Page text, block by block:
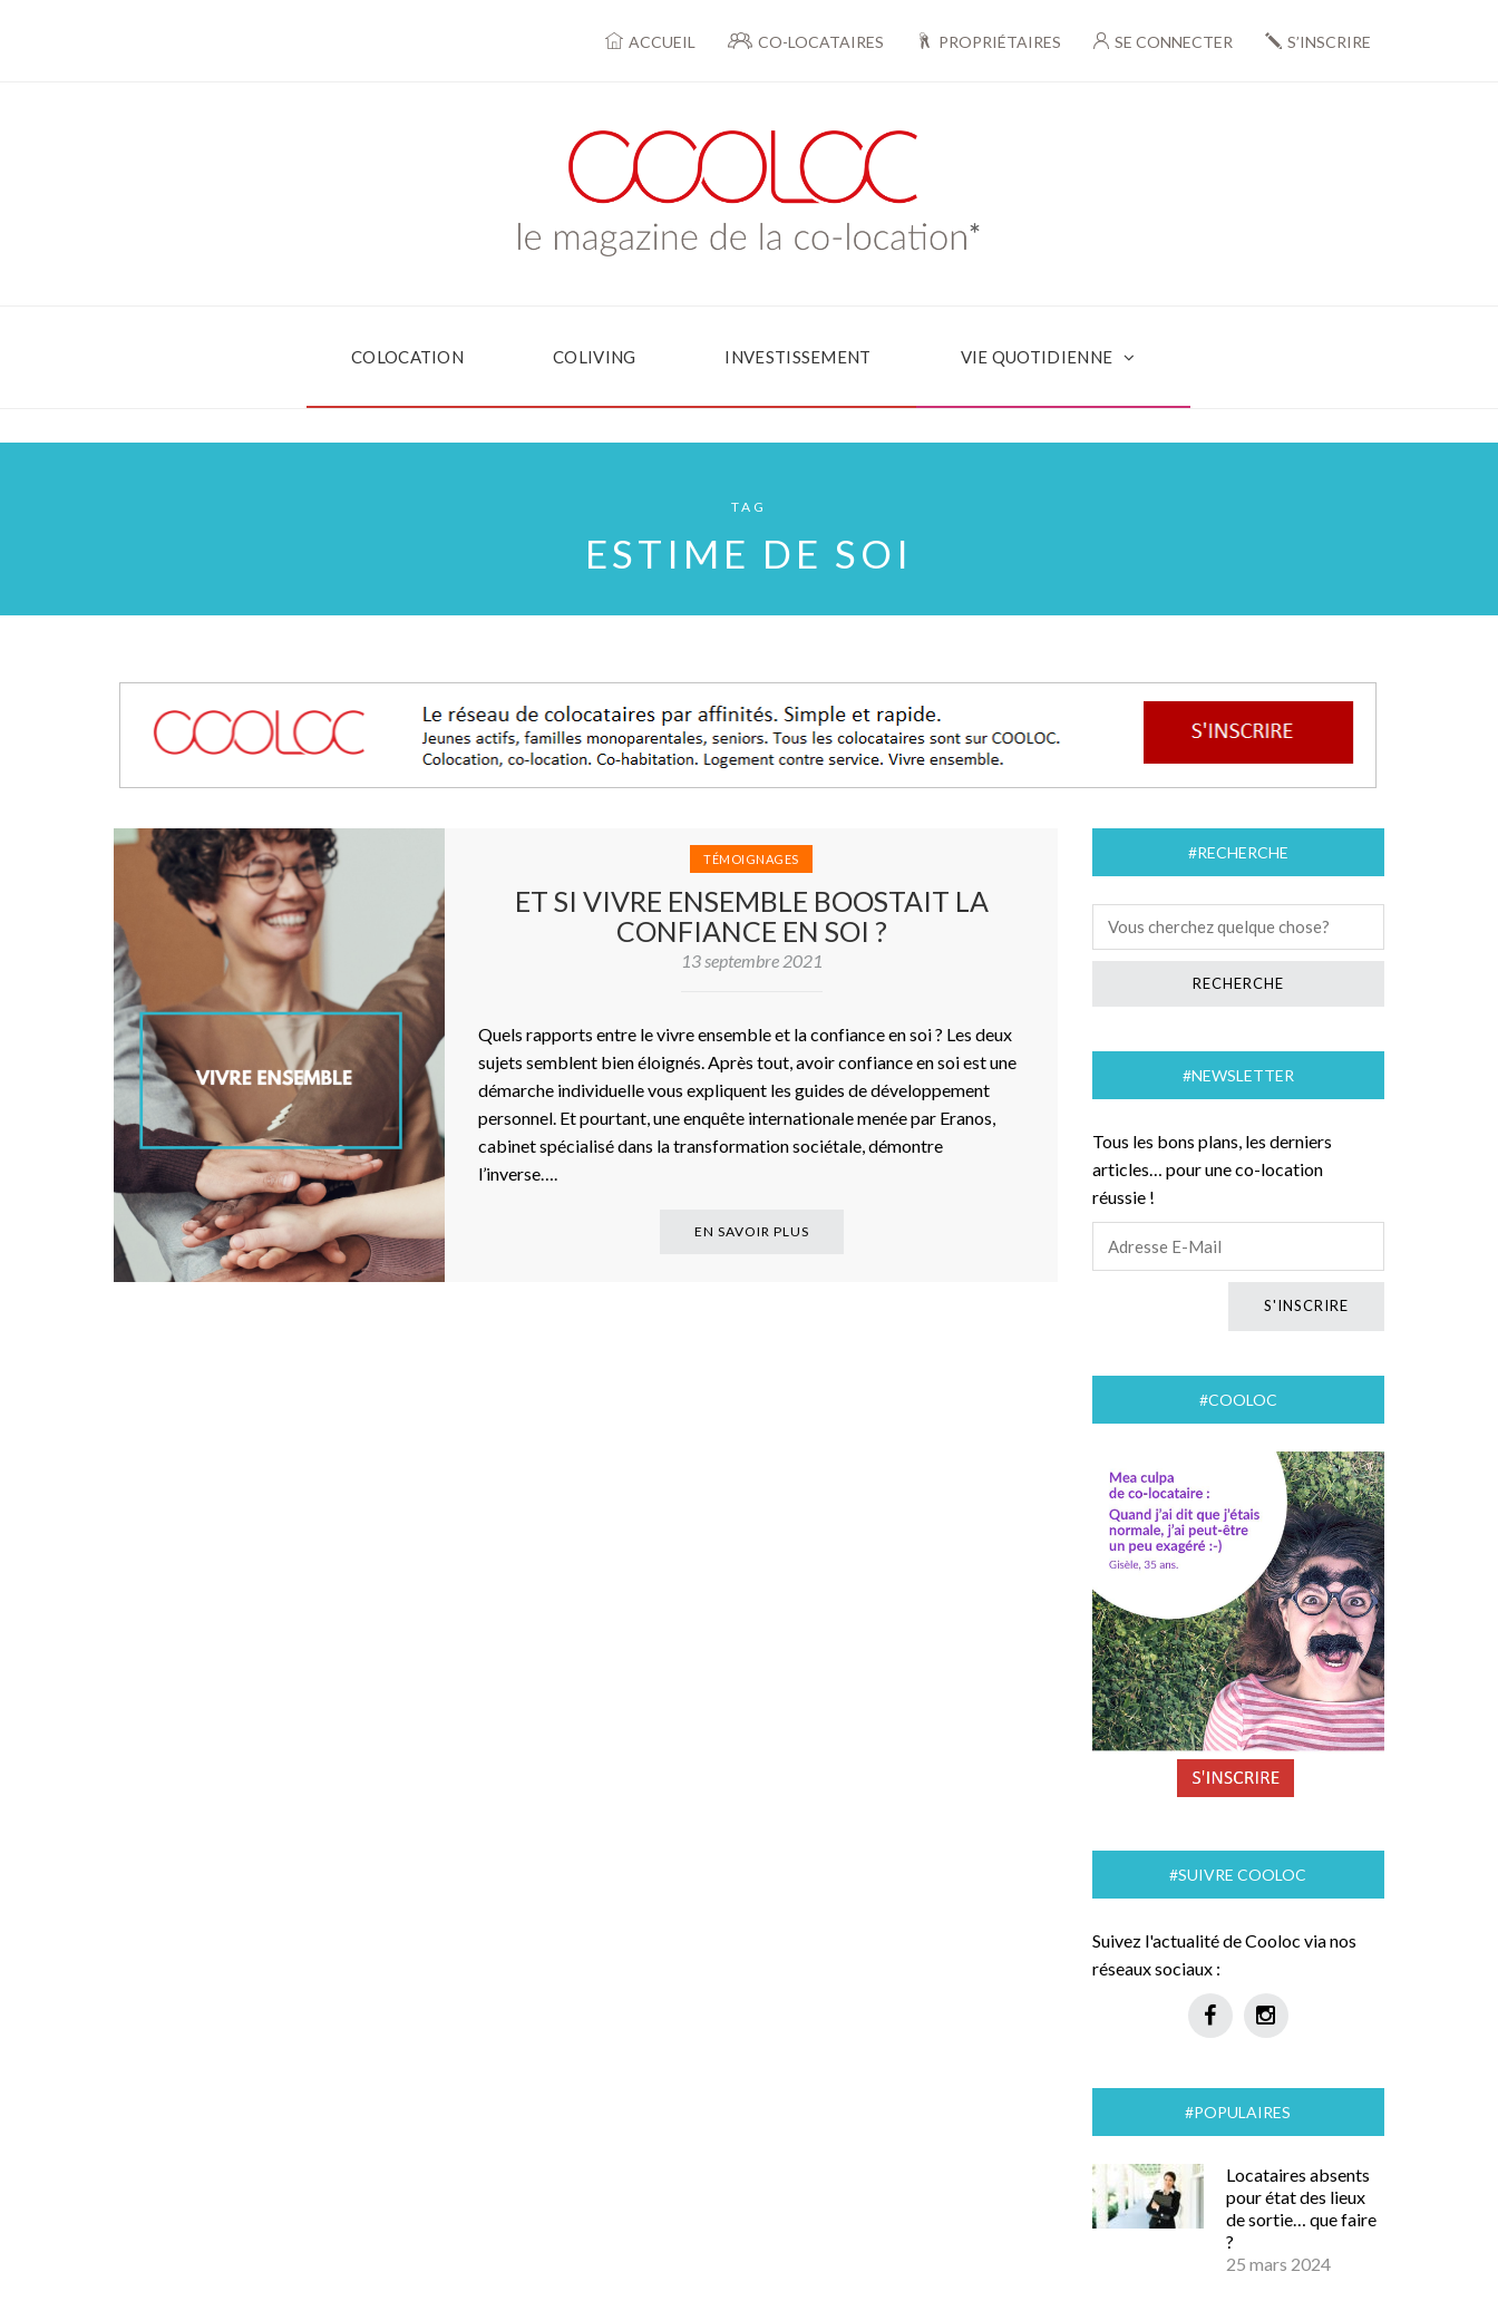
ACCUEIL CO-LOCATAIRES PROPRIÉTAIRES SE CONNECTER S’INSCRIRE
COLOCATION COLIVING INVESTISSEMENT VIE QUOTIDIENNE
TAG
ESTIME DE SOI
TÉMOIGNAGES
ET SI VIVRE ENSEMBLE BOOSTAIT LA
CONFIANCE EN SOI ?
13 septembre 2021
Quels rapports entre le vivre ensemble et la confiance en soi ? Les deux
sujets semblent bien éloignés. Après tout, avoir confiance en soi est une
démarche individuelle vous expliquent les guides de développement
personnel. Et pourtant, une enquête internationale menée par Eranos,
cabinet spécialisé dans la transformation sociétale, démontre
l’inverse….
EN SAVOIR PLUS
#RECHERCHE
#NEWSLETTER
Tous les bons plans, les derniers
articles… pour une co-location
réussie !
#COOLOC
#SUIVRE COOLOC
Suivez l'actualité de Cooloc via nos
réseaux sociaux :
#POPULAIRES
Locataires absents
pour état des lieux
de sortie… que faire
?
25 mars 2024